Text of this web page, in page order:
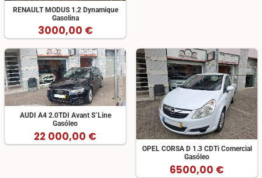
RENAULT MODUS 1.2 Dynamique
Gasolina
3000,00 €
AUDI A4 2.0TDI Avant S´Line
Gasóleo
22 000,00 €
OPEL CORSA D 1.3 CDTi Comercial
Gasóleo
6500,00 €